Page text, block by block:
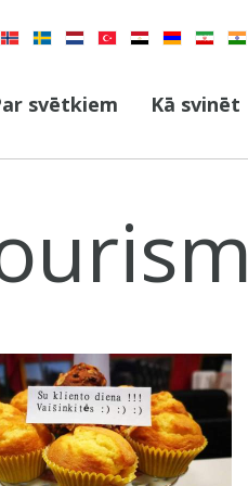
svētkiem Kā svinēt